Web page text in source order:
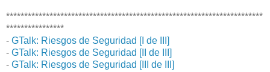
***********************************************************************
****************
- GTalk: Riesgos de Seguridad [I de III]
- GTalk: Riesgos de Seguridad [II de III]
- GTalk: Riesgos de Seguridad [III de III]